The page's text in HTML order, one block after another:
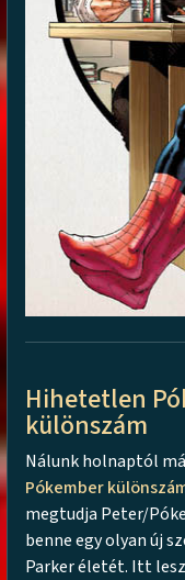
Hihetetlen
különszám
Nálunk holnaptól
Pókember
megtudja Peter/
benne egy olyan új
Parker életét. Itt lesz